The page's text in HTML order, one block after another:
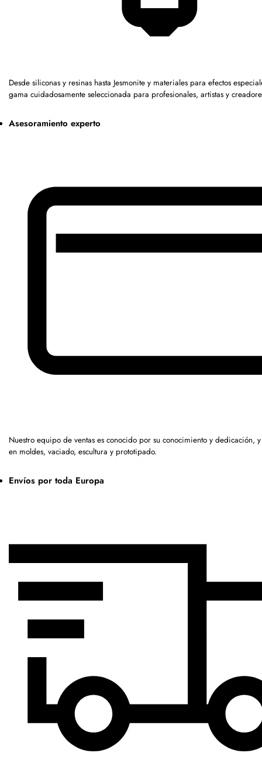
Desde siliconas y resinas hasta Jesmonite y materiales para efectos
gama cuidadosamente seleccionada para profesionales, artistas y
Asesoramiento experto
Nuestro equipo de ventas es conocido por su conocimiento y dedicación,
en moldes, vaciado, escultura y prototipado.
Envíos por toda Europa